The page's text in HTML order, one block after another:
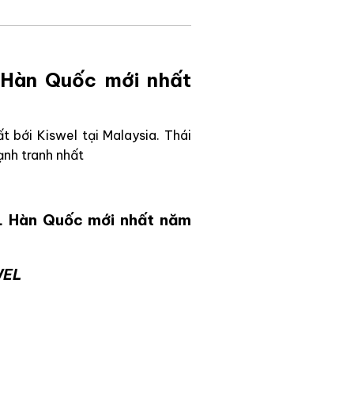
Quốc mới nhất
bới Kiswel tại Malaysia. Thái
tranh nhất
Quốc mới nhất năm